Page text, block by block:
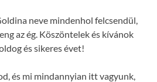
neve mindenhol felcsendül,
az ég. Köszöntelek és kívánok
és sikeres évet!
és mi mindannyian itt vagyunk,